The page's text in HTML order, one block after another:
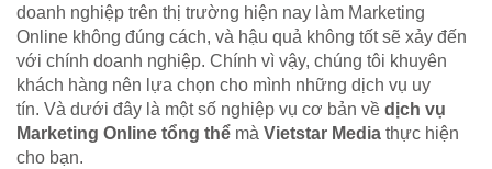
doanh nghiệp trên thị trường hiện nay làm Marketing
Online không đúng cách, và hậu quả không tốt sẽ xảy đến
với chính doanh nghiệp. Chính vì vậy, chúng tôi khuyên
khách hàng nên lựa chọn cho mình những dịch vụ uy
tín. Và dưới đây là một số nghiệp vụ cơ bản về dịch vụ
Marketing Online tổng thể mà Vietstar Media thực hiện
cho bạn.